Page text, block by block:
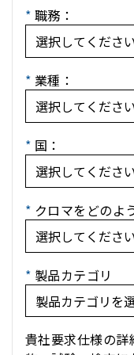
* 職務：
* 業種：
* 国：
* クロマをどのよ
* 製品カテゴリ
貴社要求仕様の